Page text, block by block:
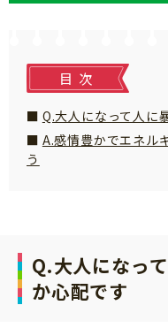
目次
Q.大人になって人に
A.感情豊かでエネル
う
Q.大人になっ
か心配です